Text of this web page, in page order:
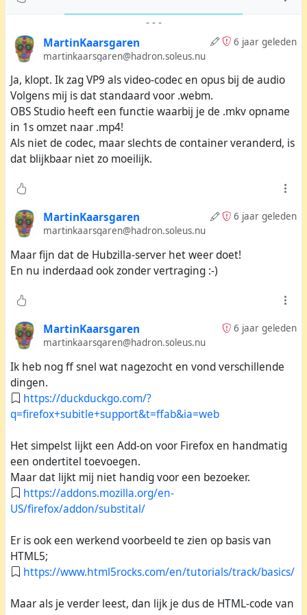
Groter tonen
- - -
6 jaar geleden
MartinKaarsgaren
martinkaarsgaren@hadron.soleus.nu
Ja, klopt. Ik zag VP9 als video-codec en opus bij de audio
Volgens mij is dat standaard voor .webm.
OBS Studio heeft een functie waarbij je de .mkv opname
in 1s omzet naar .mp4!
Als niet de codec, maar slechts de container veranderd, is
dat blijkbaar niet zo moeilijk.
6 jaar geleden
MartinKaarsgaren
martinkaarsgaren@hadron.soleus.nu
Maar fijn dat de Hubzilla-server het weer doet!
En nu inderdaad ook zonder vertraging :-)
6 jaar geleden
MartinKaarsgaren
martinkaarsgaren@hadron.soleus.nu
Ik heb nog ff snel wat nagezocht en vond verschillende
dingen.
https://duckduckgo.com/?
q=firefox+subitle+support&t=ffab&ia=web
Het simpelst lijkt een Add-on voor Firefox en handmatig
een ondertitel toevoegen.
Maar dat lijkt mij niet handig voor een bezoeker.
https://addons.mozilla.org/en-
US/firefox/addon/substital/
Er is ook een werkend voorbeeld te zien op basis van
HTML5;
https://www.html5rocks.com/en/tutorials/track/basics/
Maar als je verder leest, dan lijk je dus de HTML-code van